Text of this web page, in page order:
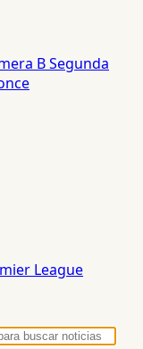
BSegunda
League